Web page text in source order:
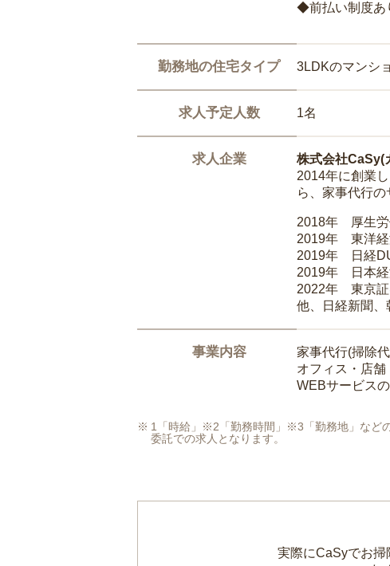
◆前払い制度あ
勤務地の住宅タイプ 3LDKのマンシ
求人予定人数 1名
求人企業
株式会社CaSy(
2014年に創業
ら、家事代行の
2018年 厚生労
2019年 東洋経
2019年 日経
2019年 日本経
2022年 東京証
他、日経新聞
事業内容
家事代行(掃除
オフィス・店舗
WEBサービス
1「時給」※2「勤務時間」※3「勤務地」など
委託での求人となります。
実際にCaSyでお掃